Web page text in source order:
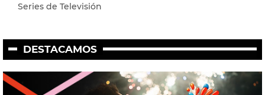
Series de Televisión
DESTACAMOS